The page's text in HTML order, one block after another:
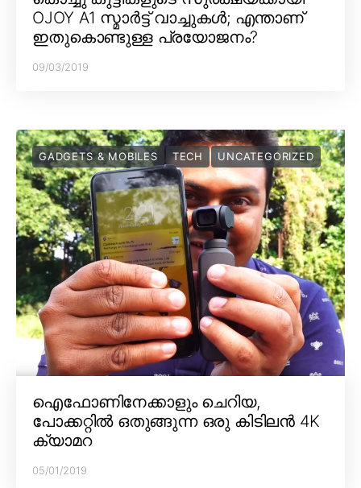
OJOY A1 സ്മാർട്ട് വാച്ചുകൾ; എന്താണ്
ഇതുകൊണ്ടുള്ള പ്രയോജനം?
09/03/2019
GADGETS & MOBILES TECH UNCATEGORIZED
ഐഫോണിനേക്കാളും ചെറിയ,
പോക്കറ്റിൽ ഒതുങ്ങുന്ന ഒരു കിടിലൻ 4K
ക്യാമറ
05/01/2019